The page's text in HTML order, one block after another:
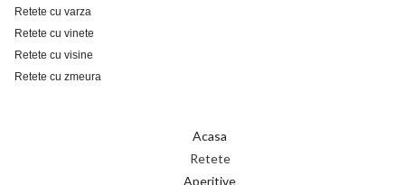
Retete cu varza
Retete cu vinete
Retete cu visine
Retete cu zmeura
Acasa
Retete
Aperitive